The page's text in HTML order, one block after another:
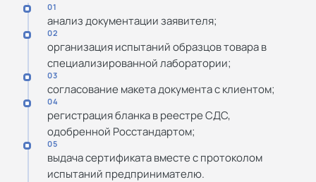
01
анализ документации заявителя;
02
организация испытаний образцов товара в
специализированной лаборатории;
03
согласование макета документа с клиентом;
04
регистрация бланка в реестре СДС,
одобренной Росстандартом;
05
выдача сертификата вместе с протоколом
испытаний предпринимателю.